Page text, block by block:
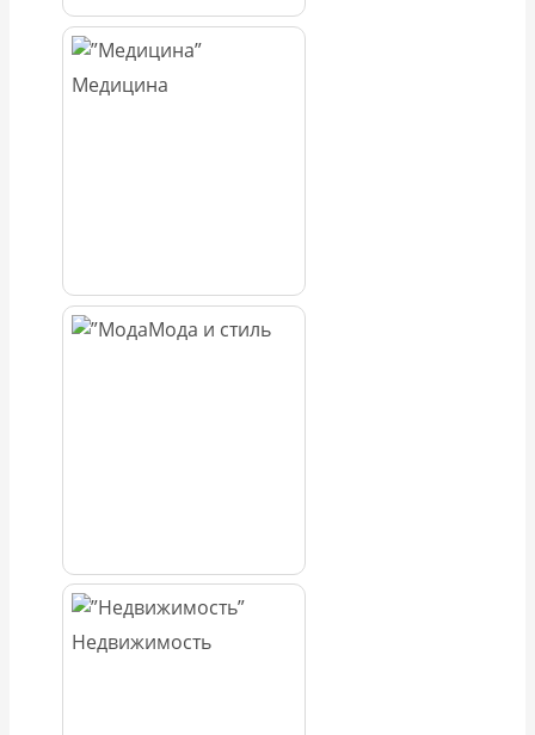
Медицина
Мода и стиль
Недвижимость